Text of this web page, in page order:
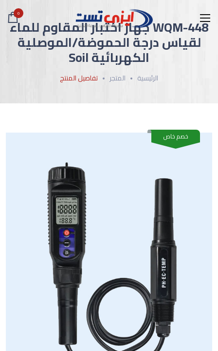
0
WQM-448 جهاز اختبار المقاوم للماء
لقياس درجة الحموضة/الموصلية
الكهربائية Soil
الرئيسية المتجر تفاصيل المنتج
خصم خاص